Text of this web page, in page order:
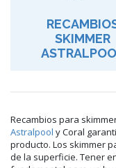
SKIMMER
Recambios para
Astralpool y Coral
producto. Los skimmer
de la superficie. Tener